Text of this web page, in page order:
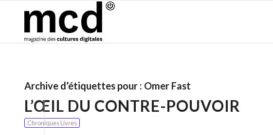
Archive d’étiquettes pour : Omer Fast
L’ŒIL DU CONTRE-POUVOIR
Chroniques Livres